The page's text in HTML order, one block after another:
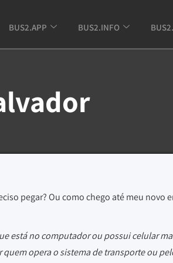
BUS2.APP BUS2.INFO
pegar? Ou como chego até meu novo
está no computador ou possui celular
opera o sistema de transporte ou